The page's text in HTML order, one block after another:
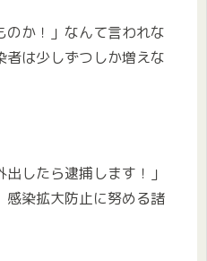
のか！」なんて言われな
者は少しずつしか増えな
出したら逮捕します！」
感染拡大防止に努める諸